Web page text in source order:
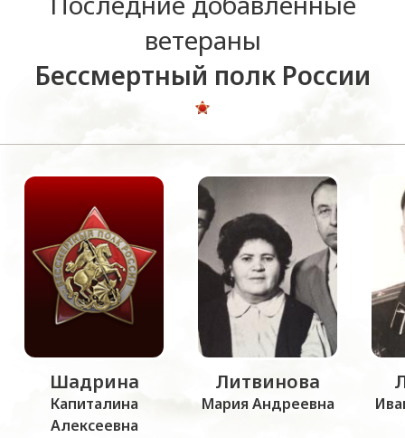
ветераны
Бессмертный полк России
Шадрина
Капиталина
Алексеевна
Литвинова
Мария Андреевна